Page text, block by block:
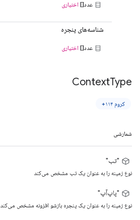
عدد[] اختیاری
شناسه‌های پنجره
عدد[] اختیاری
ContextType
کروم ۱۱۴+
شمارشی
"تب"
نوع زمینه را به عنوان یک تب مشخص می‌کند
"پاپ‌آپ"
نوع زمینه را به عنوان یک پنجره بازشو افزونه مشخص می‌کند